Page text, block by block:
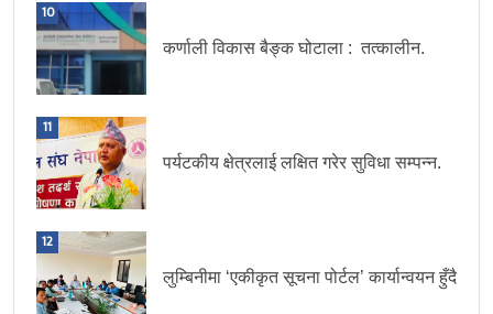
10
कर्णाली विकास बैङ्क घोटाला : तत्कालीन.
11
पर्यटकीय क्षेत्रलाई लक्षित गरेर सुविधा सम्पन्न.
12
लुम्बिनीमा ‘एकीकृत सूचना पोर्टल’ कार्यान्वयन हुँदै